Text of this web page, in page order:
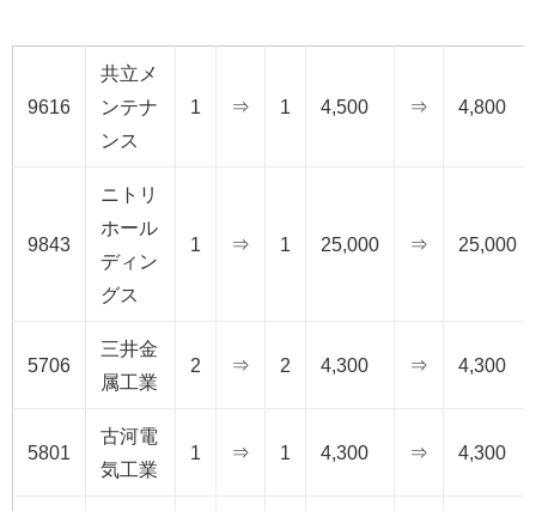
9616
共立メ
ンテナ
ンス
1 ⇒ 1 4,500 ⇒ 4,800
9843
ニトリ
ホール
ディン
グス
1 ⇒ 1 25,000 ⇒ 25,000
5706
三井金
属工業
2 ⇒ 2 4,300 ⇒ 4,300
5801
古河電
気工業
1 ⇒ 1 4,300 ⇒ 4,300